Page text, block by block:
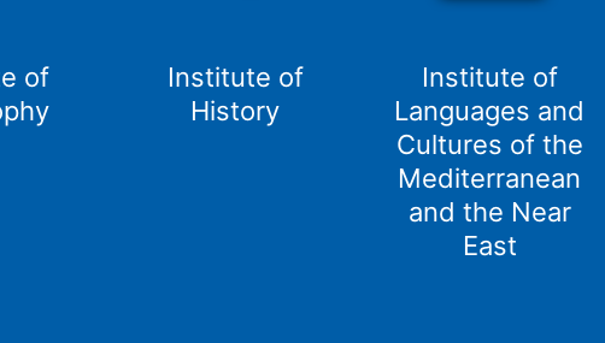
of
Institute of
History
Institute of
Languages and
Cultures of the
Mediterranean
and the Near
East